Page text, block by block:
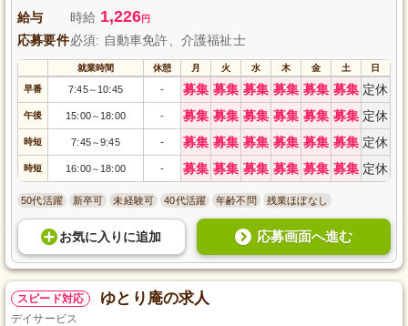
給与 時給 1,226円
応募要件必須: 自動車免許、介護福祉士
就業時間 休憩 月 火 水 木 金 土 日
早番 7:45～ 10:45 - 募集 募集 募集 募集 募集 募集 定休
午後 15:00～ 18:00 - 募集 募集 募集 募集 募集 募集 定休
時短 7:45～9:45 - 募集 募集 募集 募集 募集 募集 定休
時短 16:00～ 18:00 - 募集 募集 募集 募集 募集 募集 定休
50代活躍 新卒可 未経験可 40代活躍 年齢不問 残業ほぼなし
お気に入り に追加 応募画面へ進む
スピード対応 ゆとり庵の求人
デイサービス